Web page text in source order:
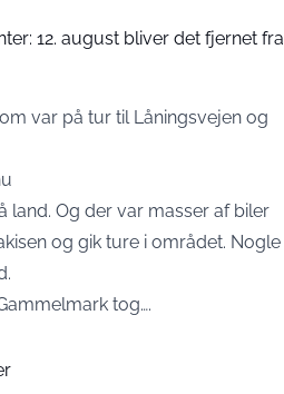
12. august bliver det fjernet fra
var på tur til Låningsvejen og
land. Og der var masser af biler
og gik ture i området. Nogle
tog….